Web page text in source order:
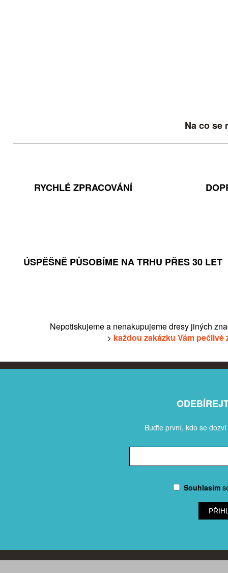
Na co se
RYCHLÉ ZPRACOVÁNÍ
ÚSPĚŠNĚ PŮSOBÍME NA TRHU PŘES 30 LET
Nepotiskujeme a nenakupujeme dresy jiných
> každou zakázku Vám
Buďte první, kdo se
Souhlasím